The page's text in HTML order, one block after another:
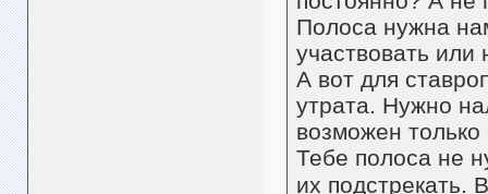
Полоса нужна
участвовать или
А вот для
утрата. Нужно
возможен
Тебе полоса не
их подстрекать.